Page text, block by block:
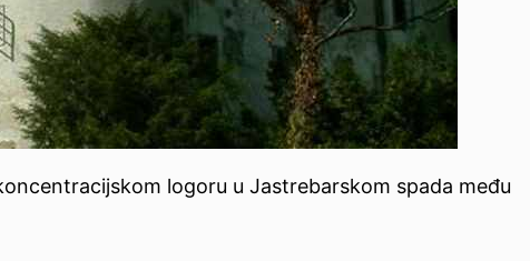
logoru u Jastrebarskom spada među